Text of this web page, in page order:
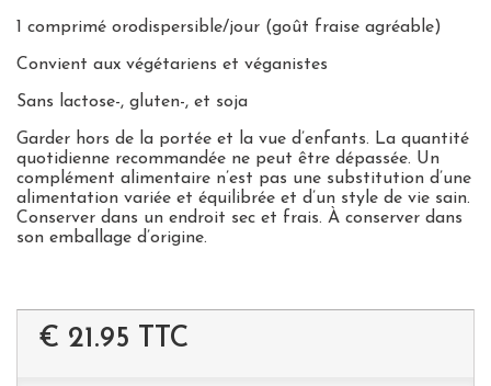
1 comprimé orodispersible/jour (goût fraise agréable)
Convient aux végétariens et véganistes
Sans lactose-, gluten-, et soja
Garder hors de la portée et la vue d’enfants. La quantité
quotidienne recommandée ne peut être dépassée. Un
complément alimentaire n’est pas une substitution d’une
alimentation variée et équilibrée et d’un style de vie sain.
Conserver dans un endroit sec et frais. À conserver dans
son emballage d’origine.
€ 21.95 TTC